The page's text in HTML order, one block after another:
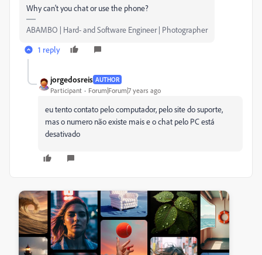
Why can't you chat or use the phone?
ABAMBO | Hard- and Software Engineer | Photographer
1 reply
jorgedosreis AUTHOR
Participant Forum|Forum|7 years ago
eu tento contato pelo computador, pelo site do suporte,
mas o numero não existe mais e o chat pelo PC está
desativado